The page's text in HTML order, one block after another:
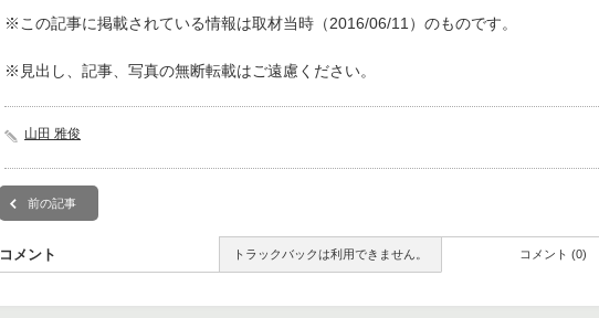
※この記事に掲載されている情報は取材当時（2016/06/11）のものです。
※見出し、記事、写真の無断転載はご遠慮ください。
山田 雅俊
前の記事
コメント トラックバックは利用できません。 コメント (0)